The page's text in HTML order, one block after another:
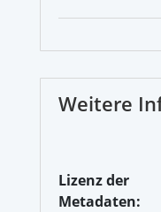
Weitere
Lizenz der
Metadaten: